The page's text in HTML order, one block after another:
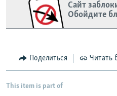
Сайт
Обойдите
Поделиться Читать
This item is part of